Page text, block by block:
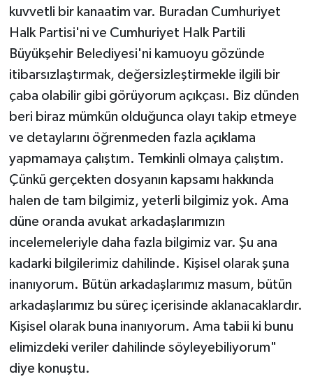
kuvvetli bir kanaatim var. Buradan Cumhuriyet
Halk Partisi'ni ve Cumhuriyet Halk Partili
Büyükşehir Belediyesi'ni kamuoyu gözünde
itibarsızlaştırmak, değersizleştirmekle ilgili bir
çaba olabilir gibi görüyorum açıkçası. Biz dünden
beri biraz mümkün olduğunca olayı takip etmeye
ve detaylarını öğrenmeden fazla açıklama
yapmamaya çalıştım. Temkinli olmaya çalıştım.
Çünkü gerçekten dosyanın kapsamı hakkında
halen de tam bilgimiz, yeterli bilgimiz yok. Ama
düne oranda avukat arkadaşlarımızın
incelemeleriyle daha fazla bilgimiz var. Şu ana
kadarki bilgilerimiz dahilinde. Kişisel olarak şuna
inanıyorum. Bütün arkadaşlarımız masum, bütün
arkadaşlarımız bu süreç içerisinde aklanacaklardır.
Kişisel olarak buna inanıyorum. Ama tabii ki bunu
elimizdeki veriler dahilinde söyleyebiliyorum"
diye konuştu.